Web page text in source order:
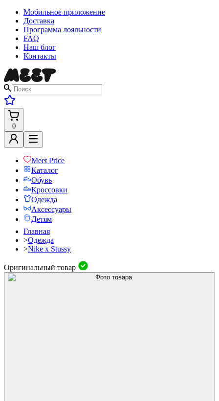
Мобильное приложение
Доставка
Программа лояльности
FAQ
Наш блог
Контакты
0
Meet Price
Каталог
Обувь
Кроссовки
Одежда
Аксессуары
Детям
Главная
>Одежда
>Nike x Stussy
Оригинальный товар